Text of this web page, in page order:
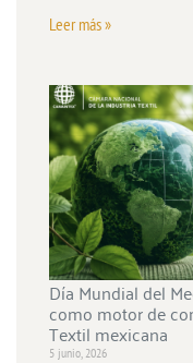
Leer más »
Día Mundial del
como motor de
Textil mexicana
5 junio, 2026